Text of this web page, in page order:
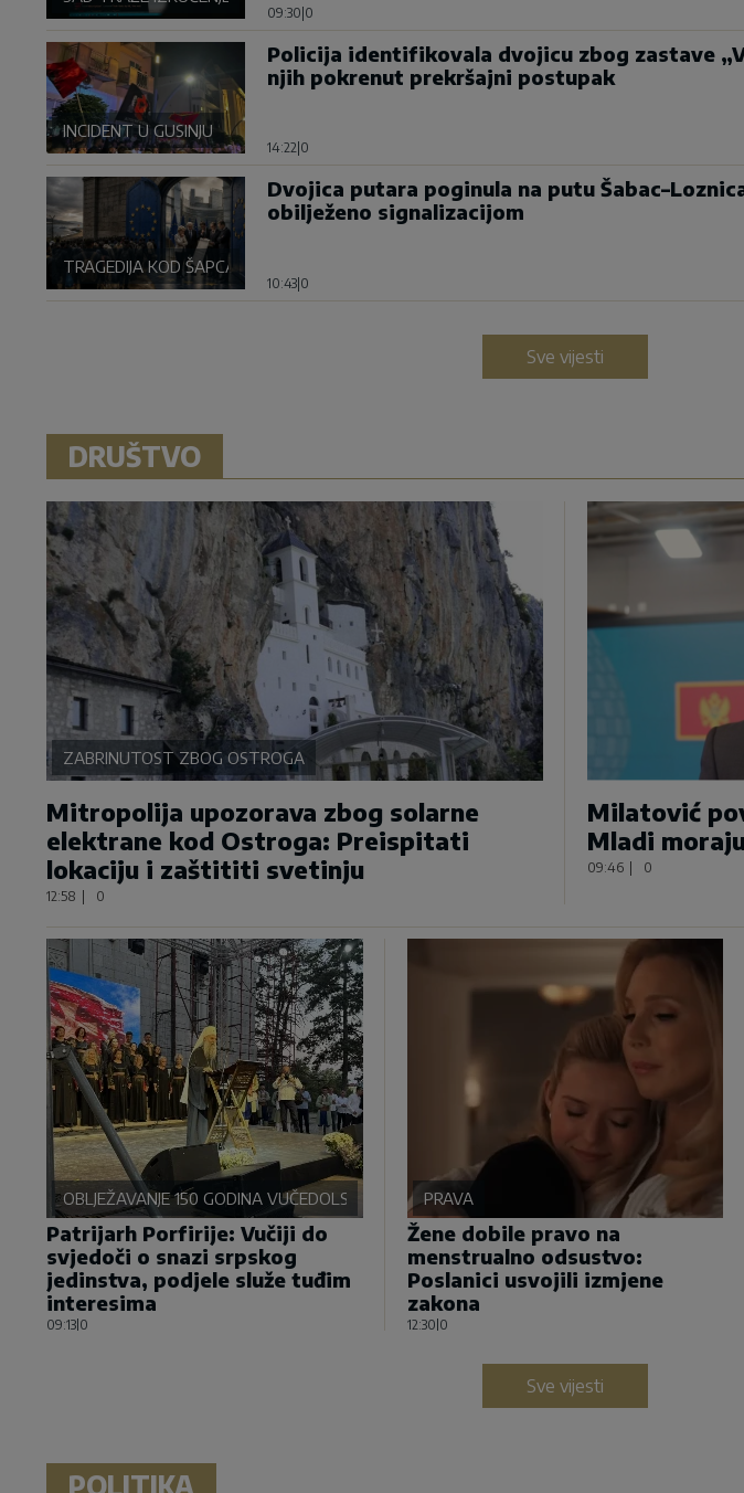
09:30 0
INCIDENT U GUSINJU
Policija identifikovala dvojicu zbog zastave
njih pokrenut prekršajni postupak
14:22 0
TRAGEDIJA KOD ŠAPCA
Dvojica putara poginula na putu
obilježeno signalizacijom
10:43|0
Sve vijesti
DRUŠTVO
ZABRINUTOST ZBOG OSTROGA
Mitropolija upozorava zbog solarne
elektrane kod Ostroga: Preispitati
lokaciju i zaštititi svetinju
12:58 | 0
Milatović
Mladi
09:46 | 0
OBLJEŽAVANJE 150 GODINA VUČEDOLSKE BITKE
Patrijarh Porfirije: Vučiji do
svjedoči o snazi srpskog
jedinstva, podjele služe tuđim
interesima
09:13|0
PRAVA
Žene dobile pravo na
menstrualno odsustvo:
Poslanici usvojili izmjene
zakona
12:30|0
Sve vijesti
POLITIKA